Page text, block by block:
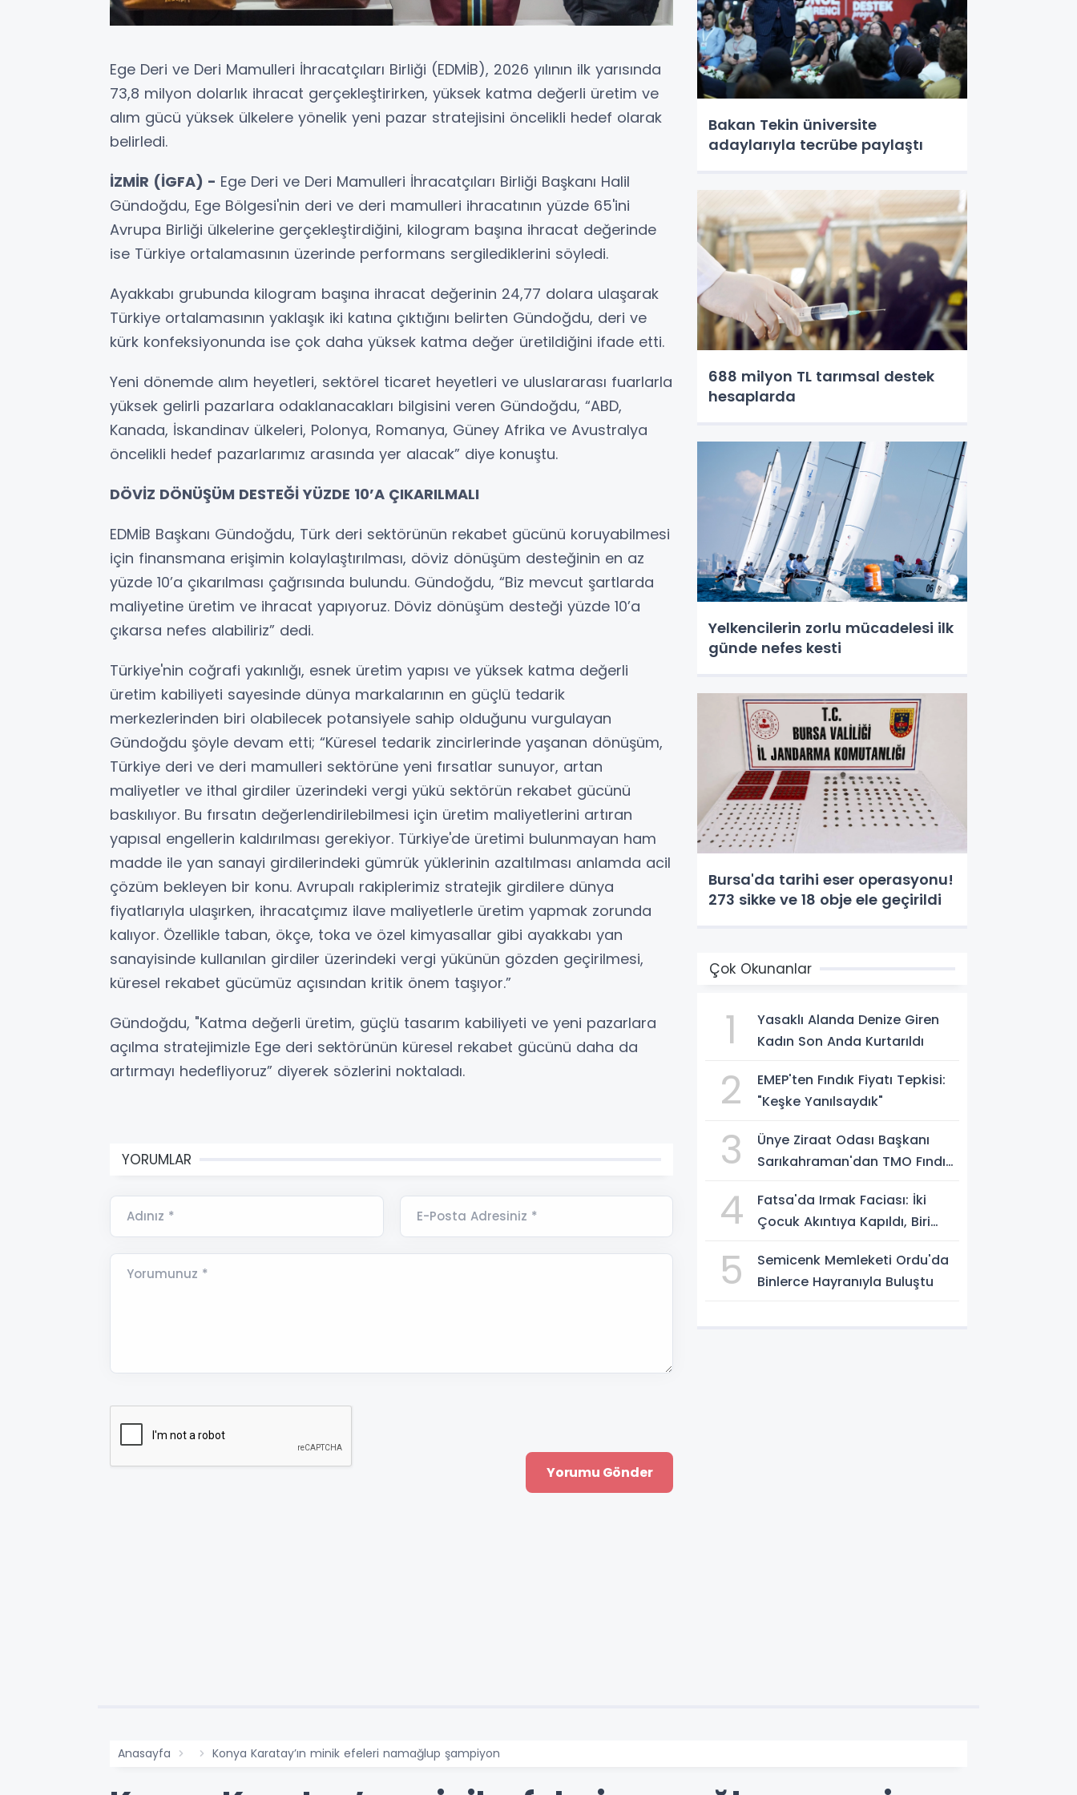
Ege Deri ve Deri Mamulleri İhracatçıları Birliği (EDMİB), 2026 yılının ilk yarısında
73,8 milyon dolarlık ihracat gerçekleştirirken, yüksek katma değerli üretim ve
alım gücü yüksek ülkelere yönelik yeni pazar stratejisini öncelikli hedef olarak
belirledi.
İZMİR (İGFA) - Ege Deri ve Deri Mamulleri İhracatçıları Birliği Başkanı Halil
Gündoğdu, Ege Bölgesi'nin deri ve deri mamulleri ihracatının yüzde 65'ini
Avrupa Birliği ülkelerine gerçekleştirdiğini, kilogram başına ihracat değerinde
ise Türkiye ortalamasının üzerinde performans sergilediklerini söyledi.
Ayakkabı grubunda kilogram başına ihracat değerinin 24,77 dolara ulaşarak
Türkiye ortalamasının yaklaşık iki katına çıktığını belirten Gündoğdu, deri ve
kürk konfeksiyonunda ise çok daha yüksek katma değer üretildiğini ifade etti.
Yeni dönemde alım heyetleri, sektörel ticaret heyetleri ve uluslararası fuarlarla
yüksek gelirli pazarlara odaklanacakları bilgisini veren Gündoğdu, “ABD,
Kanada, İskandinav ülkeleri, Polonya, Romanya, Güney Afrika ve Avustralya
öncelikli hedef pazarlarımız arasında yer alacak” diye konuştu.
DÖVİZ DÖNÜŞÜM DESTEĞİ YÜZDE 10’A ÇIKARILMALI
EDMİB Başkanı Gündoğdu, Türk deri sektörünün rekabet gücünü koruyabilmesi
için finansmana erişimin kolaylaştırılması, döviz dönüşüm desteğinin en az
yüzde 10’a çıkarılması çağrısında bulundu. Gündoğdu, “Biz mevcut şartlarda
maliyetine üretim ve ihracat yapıyoruz. Döviz dönüşüm desteği yüzde 10’a
çıkarsa nefes alabiliriz” dedi.
Türkiye'nin coğrafi yakınlığı, esnek üretim yapısı ve yüksek katma değerli
üretim kabiliyeti sayesinde dünya markalarının en güçlü tedarik
merkezlerinden biri olabilecek potansiyele sahip olduğunu vurgulayan
Gündoğdu şöyle devam etti; “Küresel tedarik zincirlerinde yaşanan dönüşüm,
Türkiye deri ve deri mamulleri sektörüne yeni fırsatlar sunuyor, artan
maliyetler ve ithal girdiler üzerindeki vergi yükü sektörün rekabet gücünü
baskılıyor. Bu fırsatın değerlendirilebilmesi için üretim maliyetlerini artıran
yapısal engellerin kaldırılması gerekiyor. Türkiye'de üretimi bulunmayan ham
madde ile yan sanayi girdilerindeki gümrük yüklerinin azaltılması anlamda acil
çözüm bekleyen bir konu. Avrupalı rakiplerimiz stratejik girdilere dünya
fiyatlarıyla ulaşırken, ihracatçımız ilave maliyetlerle üretim yapmak zorunda
kalıyor. Özellikle taban, ökçe, toka ve özel kimyasallar gibi ayakkabı yan
sanayisinde kullanılan girdiler üzerindeki vergi yükünün gözden geçirilmesi,
küresel rekabet gücümüz açısından kritik önem taşıyor.”
Gündoğdu, "Katma değerli üretim, güçlü tasarım kabiliyeti ve yeni pazarlara
açılma stratejimizle Ege deri sektörünün küresel rekabet gücünü daha da
artırmayı hedefliyoruz” diyerek sözlerini noktaladı.
YORUMLAR
Adınız * E-Posta Adresiniz *
Yorumunuz *
Bakan Tekin üniversite
adaylarıyla tecrübe paylaştı
688 milyon TL tarımsal destek
hesaplarda
Yelkencilerin zorlu mücadelesi ilk
günde nefes kesti
Bursa'da tarihi eser operasyonu!
273 sikke ve 18 obje ele geçirildi
Çok Okunanlar
1
Yasaklı Alanda Denize Giren
Kadın Son Anda Kurtarıldı
2
EMEP'ten Fındık Fiyatı Tepkisi:
"Keşke Yanılsaydık"
3
Ünye Ziraat Odası Başkanı
Sarıkahraman'dan TMO Fındık
4
Fatsa'da Irmak Faciası: İki
Çocuk Akıntıya Kapıldı, Biri
5
Semicenk Memleketi Ordu'da
Binlerce Hayranıyla Buluştu
Anasayfa Konya Karatay’ın minik efeleri namağlup şampiyon